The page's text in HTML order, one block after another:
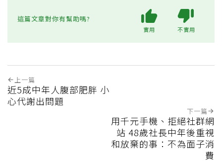
這篇文章對你有幫助嗎?
實用 不實用
上一篇
近5成中年人腹部肥胖 小
心代謝出問題
下一篇
用千元手機、拒絕社群網
站 48歲社長中年後重視
和放棄的事：不為面子消
費